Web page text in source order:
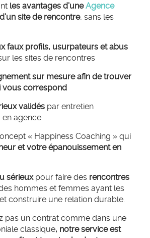
les avantages d’uneAgence
site de rencontre, sans les
faux profils, usurpateurs et abus
les sites de rencontres
sur mesure afin de trouver
vous correspond
validés par entretien
agence
« Happiness Coaching » qui
et votre épanouissement en
sérieuxpour faire des rencontres
hommes et femmes ayant les
et construire une relation durable.
pas un contrat comme dans une
classique, notre service est